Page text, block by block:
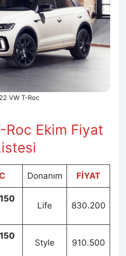
VW T-Roc
Roc Ekim Fiyat
Donanım FİYAT
Life 830.200
Style 910.500